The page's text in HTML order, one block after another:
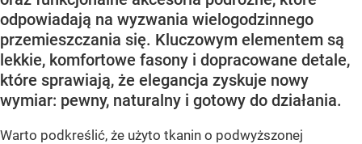
odpowiadają na wyzwania wielogodzinnego
przemieszczania się. Kluczowym elementem są
lekkie, komfortowe fasony i dopracowane detale,
które sprawiają, że elegancja zyskuje nowy
wymiar: pewny, naturalny i gotowy do działania.
Warto podkreślić, że użyto tkanin o podwyższonej